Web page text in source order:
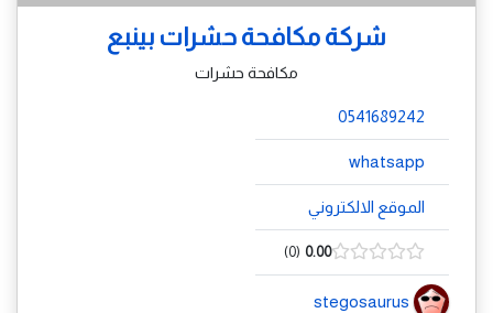
شركة مكافحة حشرات بينبع
مكافحة حشرات
0541689242
whatsapp
الموقع الالكتروني
0.00
0
stegosaurus